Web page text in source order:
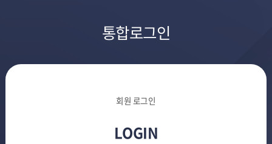
통합로그인
회원 로그인
LOGIN